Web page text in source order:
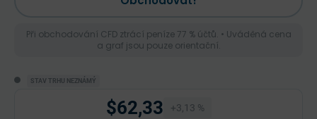
Při obchodování CFD ztrácí peníze 77 % účtů. • Uváděná cena
a graf jsou pouze orientační.
STAV TRHU NEZNÁMÝ
$62,33 +3,13 %